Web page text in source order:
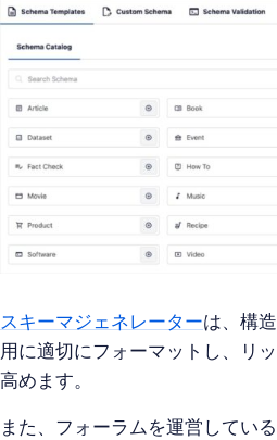
スキーマジェネレーターは、構
用に適切にフォーマットし、リ
高めます。
また、フォーラムを運営してい